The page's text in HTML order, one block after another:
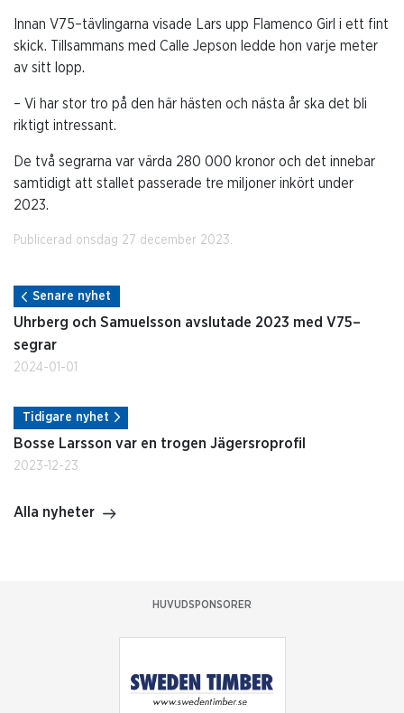
Innan V75–tävlingarna visade Lars upp Flamenco Girl i ett fint
skick. Tillsammans med Calle Jepson ledde hon varje meter
av sitt lopp.
– Vi har stor tro på den här hästen och nästa år ska det bli
riktigt intressant.
De två segrarna var värda 280 000 kronor och det innebar
samtidigt att stallet passerade tre miljoner inkört under
2023.
Publicerad onsdag 27 december 2023.
Senare nyhet
Uhrberg och Samuelsson avslutade 2023 med V75–
segrar
2024-01-01
Tidigare nyhet
Bosse Larsson var en trogen Jägersroprofil
2023-12-23
Alla nyheter
HUVUDSPONSORER